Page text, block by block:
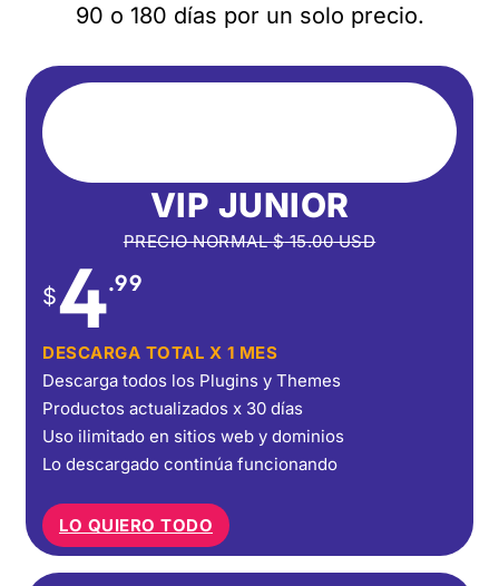
90 o 180 días por un solo precio.
VIP JUNIOR
PRECIO NORMAL$15.00USD
$4.99
DESCARGA TOTAL X 1 MES
Descarga todos los Plugins y Themes
Productos actualizados x 30 días
Uso ilimitado en sitios web y dominios
Lo descargado continúa funcionando
LO QUIERO TODO